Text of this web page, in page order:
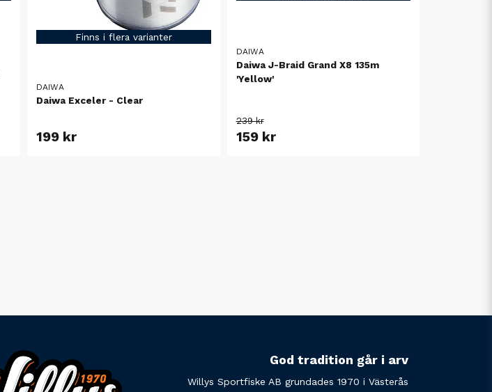
Finns i flera varianter
DAIWA
Daiwa Exceler - Clear
199 kr
DAIWA
Daiwa J-Braid Grand X8 135m
'Yellow'
239 kr
159 kr
God tradition går i arv
Willys Sportfiske AB grundades 1970 i Västerås